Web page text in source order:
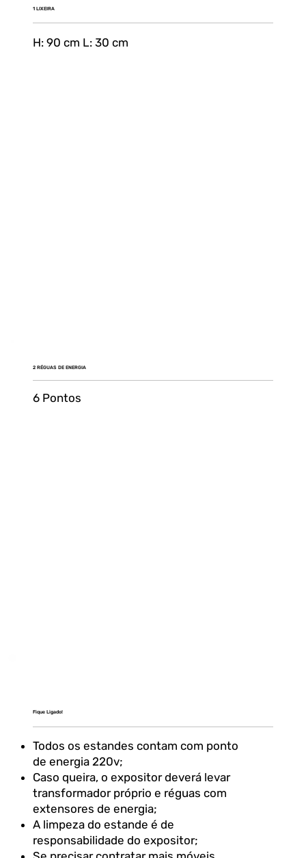
1 LIXEIRA
H: 90 cm L: 30 cm
2 RÉGUAS DE ENERGIA
6 Pontos
Fique Ligado!
Todos os estandes contam com ponto
de energia 220v;
Caso queira, o expositor deverá levar
transformador próprio e réguas com
extensores de energia;
A limpeza do estande é de
responsabilidade do expositor;